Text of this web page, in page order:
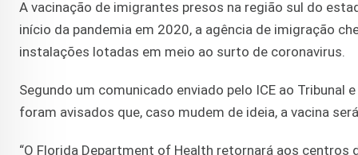
A vacinação de imigrantes presos na região sul do
início da pandemia em 2020, a agência de imigração
instalações lotadas em meio ao surto de coronavirus.
Segundo um comunicado enviado pelo ICE ao Tribunal
foram avisados que, caso mudem de ideia, a vacina
“O Florida Department of Health retornará aos